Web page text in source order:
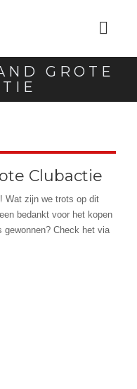
GROTE
Clubactie
Wat zijn we trots op dit
bedankt voor het kopen
gewonnen? Check het via